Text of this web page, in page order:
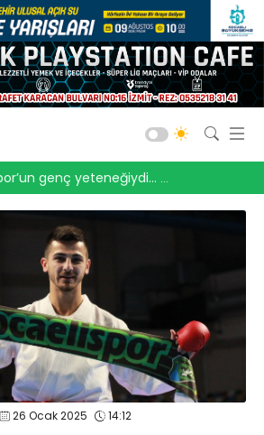
Filenin Sultanları, Fransa’yı devirdi! “3-1”
26 Ocak 2025 14:12
Kocaelispor
Gölcük
Bld. Derince
Darıca GB.
Salon Sporları
Okul Sporları
Web TV Galeri Yazarlar
info@spor41.com